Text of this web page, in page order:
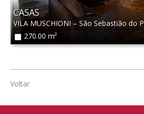
CASAS
VILA MUSCHIONI– São Sebastião do
270.00 m²
Voltar